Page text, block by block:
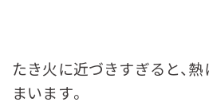
たき火に近づきすぎると、
まいます。